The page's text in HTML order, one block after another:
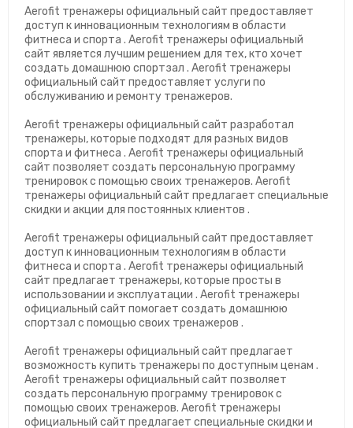
Aerofit тренажеры официальный сайт предоставляет
доступ к инновационным технологиям в области
фитнеса и спорта . Aerofit тренажеры официальный
сайт является лучшим решением для тех, кто хочет
создать домашнюю спортзал . Aerofit тренажеры
официальный сайт предоставляет услуги по
обслуживанию и ремонту тренажеров.
Aerofit тренажеры официальный сайт разработал
тренажеры, которые подходят для разных видов
спорта и фитнеса . Aerofit тренажеры официальный
сайт позволяет создать персональную программу
тренировок с помощью своих тренажеров. Aerofit
тренажеры официальный сайт предлагает специальные
скидки и акции для постоянных клиентов .
Aerofit тренажеры официальный сайт предоставляет
доступ к инновационным технологиям в области
фитнеса и спорта . Aerofit тренажеры официальный
сайт предлагает тренажеры, которые просты в
использовании и эксплуатации . Aerofit тренажеры
официальный сайт помогает создать домашнюю
спортзал с помощью своих тренажеров .
Aerofit тренажеры официальный сайт предлагает
возможность купить тренажеры по доступным ценам .
Aerofit тренажеры официальный сайт позволяет
создать персональную программу тренировок с
помощью своих тренажеров. Aerofit тренажеры
официальный сайт предлагает специальные скидки и